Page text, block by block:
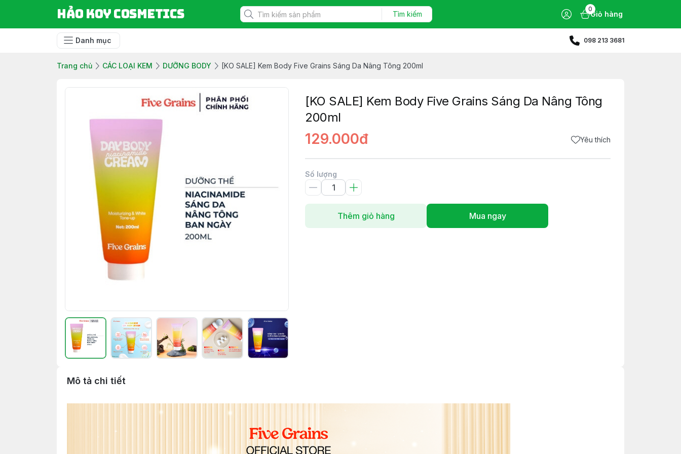
Hảo Koy Cosmetics Tìm kiếm
0
Giỏ hàng
Danh mục 098 213 3681
Trang chủ CÁC LOẠI KEM DƯỠNG BODY [KO SALE] Kem Body Five Grains Sáng Da Nâng Tông 200ml
[KO SALE] Kem Body Five Grains Sáng Da Nâng Tông
200ml
129.000đ Yêu thích
Số lượng
Thêm giỏ hàng Mua ngay
Mô tả chi tiết